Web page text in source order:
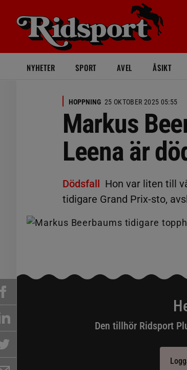
NYHETER SPORT AVEL ÅSIKT
HOPPNING 25 OKTOBER 2025 05:55
Markus
Leena är
Dödsfall Hon var liten till
tidigare Grand Prix-sto,
Den tillhör Ridsport